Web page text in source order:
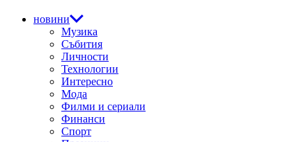
новини
Музика
Събития
Личности
Технологии
Интересно
Мода
Филми и сериали
Финанси
Спорт